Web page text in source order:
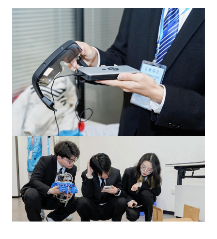
管理、端到端解决方案及人才发展等赛道：聚焦垂直领
域，深度结合工程实际，通过多源数据融合实现全生命
周期管理，为传统制造业升级提供了新范式、为航空航
天业的高质量发展提供助力。参赛项目聚焦行业痛点，
结合未来科技发展趋势，力求通过创新技术破解现实难